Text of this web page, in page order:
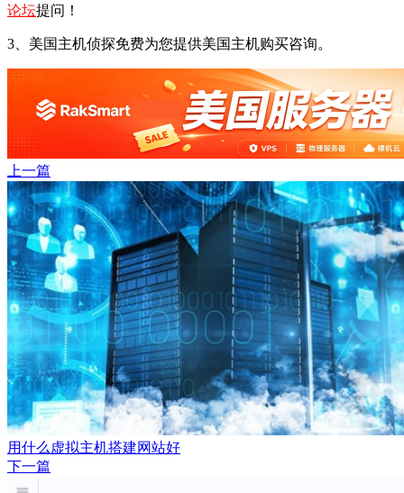
论坛提问！
3、美国主机侦探免费为您提供美国主机购买咨询。
上一篇
用什么虚拟主机搭建网站好
下一篇